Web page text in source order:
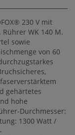
230 V mit
WK 140 M.
sowie
von 60
gehärtetes
hohe
Durchmesser:
1300 Watt /